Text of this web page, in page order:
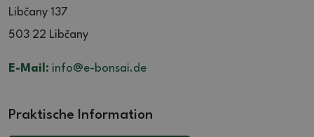
Libčany 137
503 22 Libčany
E-Mail: info@e-bonsai.de
Praktische Information